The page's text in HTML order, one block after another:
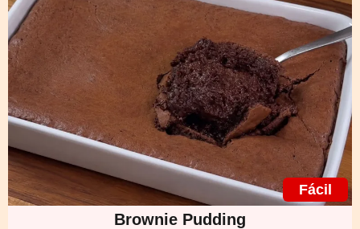
Fácil
Brownie Pudding